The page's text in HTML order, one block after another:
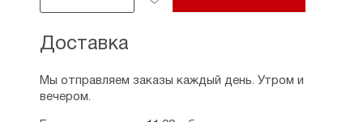
Доставка
Мы отправляем заказы каждый день. Утром и
вечером.